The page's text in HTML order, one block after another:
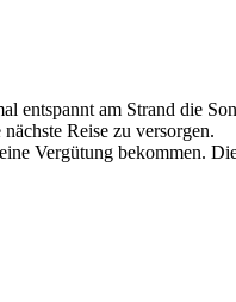
entspannt am Strand die
Reise zu versorgen.
Vergütung bekommen.